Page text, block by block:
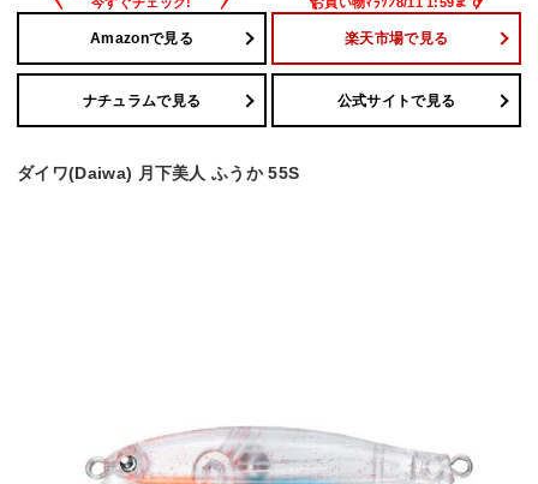
Amazonで見る 楽天市場で見る
ナチュラムで見る 公式サイトで見る
ダイワ(Daiwa) 月下美人 ふうか 55S